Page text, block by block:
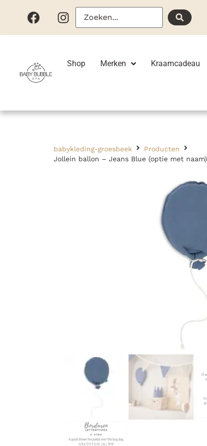
Shop Merken Kraamcadeau
babykleding-groesbeek
Producten
Jollein ballon – Jeans Blue (optie met naam)